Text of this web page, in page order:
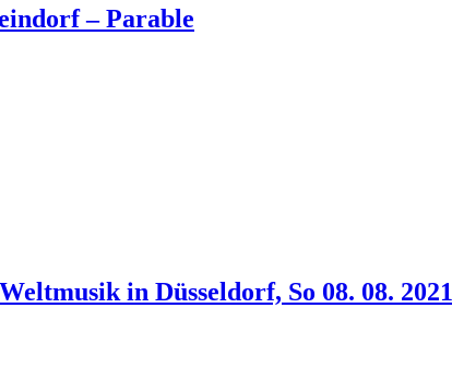
– Parable
in Düsseldorf, So 08. 08. 2021